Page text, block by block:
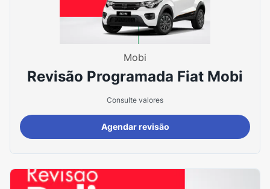
Mobi
Revisão Programada Fiat Mobi
Consulte valores
Agendar revisão